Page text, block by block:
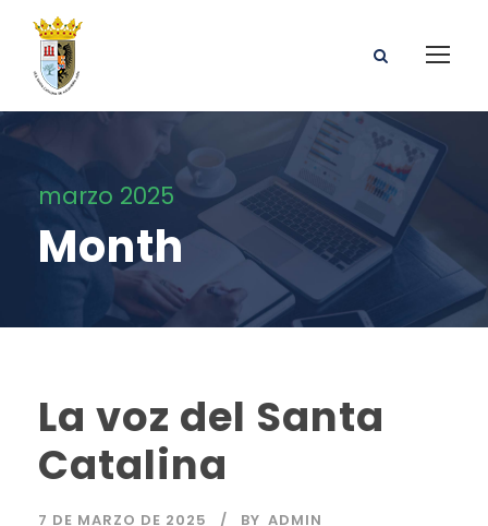
marzo 2025
Month
La voz del Santa
Catalina
7 DE MARZO DE 2025 BY ADMIN